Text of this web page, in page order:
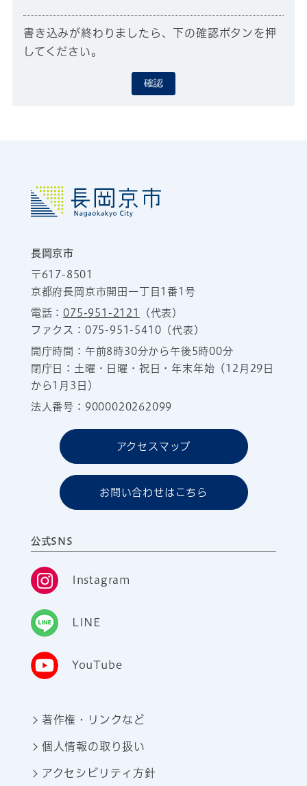
書き込みが終わりましたら、下の確認ボタンを押
してください。
確認
長岡京市
〒617-8501
京都府長岡京市開田一丁目1番1号
電話：075-951-2121
（代表）
ファクス：075-951-5410（代表）
開庁時間：午前8時30分から午後5時00分
閉庁日：土曜・日曜・祝日・年末年始（12月29日
から1月3日）
法人番号：9000020262099
アクセスマップ
お問い合わせはこちら
公式SNS
Instagram
LINE
YouTube
著作権・リンクなど
個人情報の取り扱い
アクセシビリティ方針